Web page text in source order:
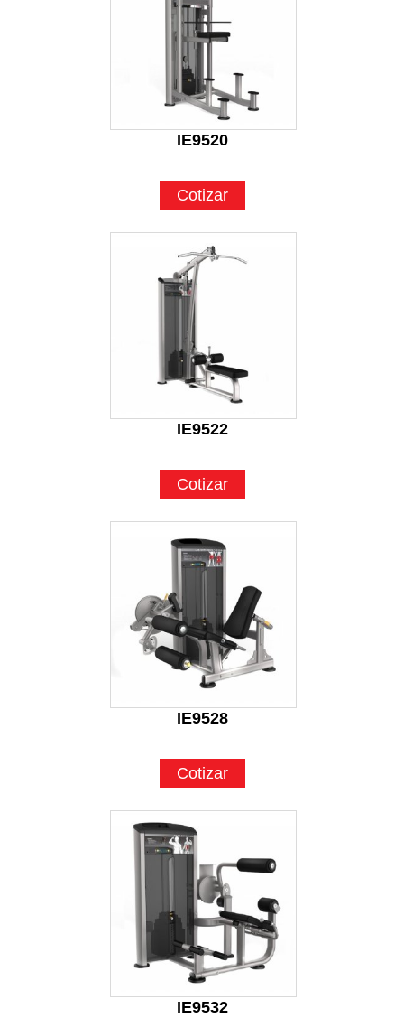
IE9520
Cotizar
IE9522
Cotizar
IE9528
Cotizar
IE9532